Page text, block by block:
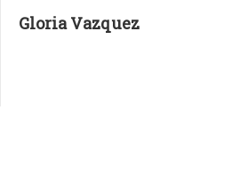
Gloria Vazquez